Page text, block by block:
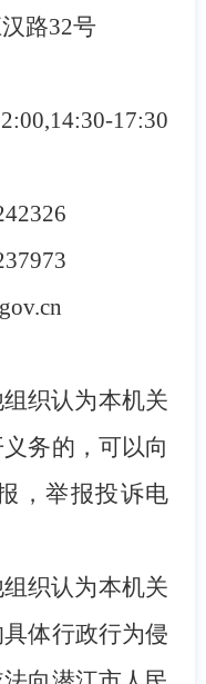
路32号
17:30
织认为本机关
务的，可以向
，举报投诉电
织认为本机关
体行政行为侵